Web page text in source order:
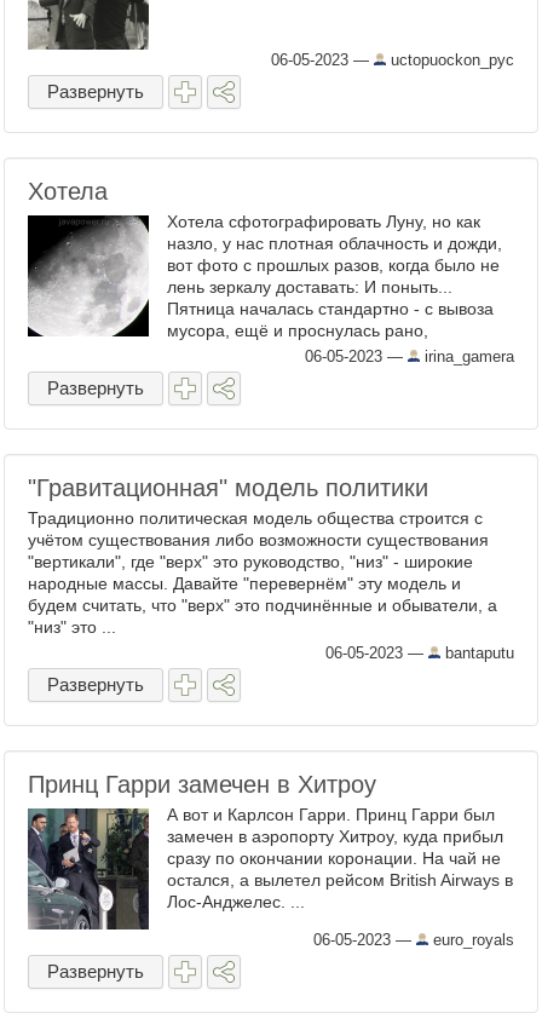
06-05-2023 — uctopuockon_pyc
Развернуть
Хотела
Хотела сфотографировать Луну, но как
назло, у нас плотная облачность и дожди,
вот фото с прошлых разов, когда было не
лень зеркалу доставать: И поныть...
Пятница началась стандартно - с вывоза
мусора, ещё и проснулась рано,
подозреваю, мусорные машины меня и
разбудили, хотя обычно я ...
06-05-2023 — irina_gamera
Развернуть
"Гравитационная" модель политики
Традиционно политическая модель общества строится с
учëтом существования либо возможности существования
"вертикали", где "верх" это руководство, "низ" - широкие
народные массы. Давайте "перевернëм" эту модель и
будем считать, что "верх" это подчинëнные и обыватели, а
"низ" это ...
06-05-2023 — bantaputu
Развернуть
Принц Гарри замечен в Хитроу
А вот и Карлсон Гарри. Принц Гарри был
замечен в аэропорту Хитроу, куда прибыл
сразу по окончании коронации. На чай не
остался, а вылетел рейсом British Airways в
Лос-Анджелес. ...
06-05-2023 — euro_royals
Развернуть